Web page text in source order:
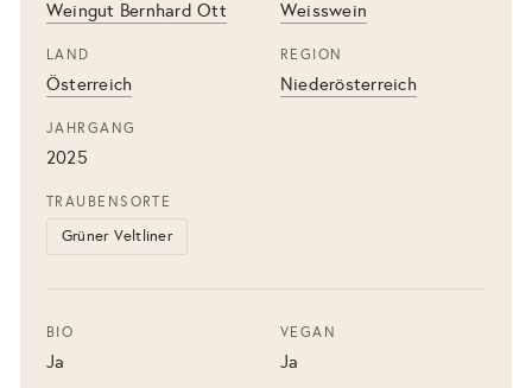
Weingut Bernhard Ott Weisswein
LAND
Österreich
REGION
Niederösterreich
JAHRGANG
2025
TRAUBENSORTE
Grüner Veltliner
BIO
Ja
VEGAN
Ja